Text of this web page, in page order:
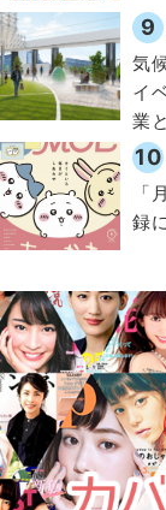
9
気
イ
業
10
「
録